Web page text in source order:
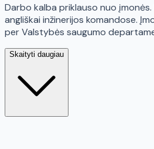
Darbo kalba priklauso nuo
angliškai inžinerijos komandose.
per Valstybės saugumo
Skaityti daugiau